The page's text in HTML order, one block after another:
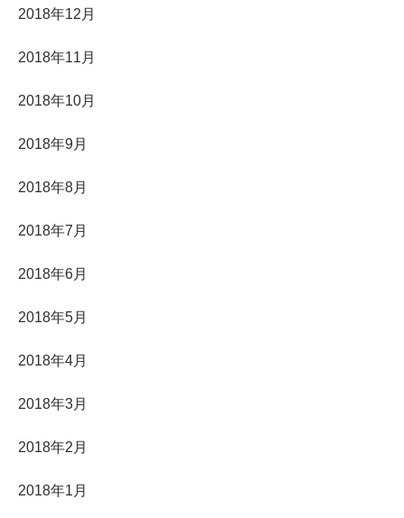
2018年12月
2018年11月
2018年10月
2018年9月
2018年8月
2018年7月
2018年6月
2018年5月
2018年4月
2018年3月
2018年2月
2018年1月